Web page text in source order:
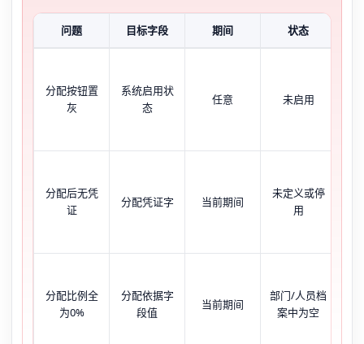
问题 目标字段 期间 状态
分配按钮置
灰
系统启用状
态
任意 未启用
分配后无凭
证
分配凭证字 当前期间
未定义或停
用
分配比例全
为0%
分配依据字
段值
当前期间
部门/人员档
案中为空